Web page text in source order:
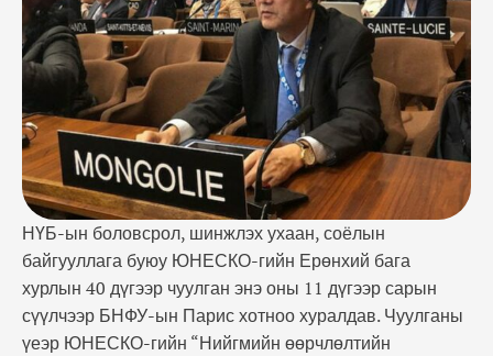
нутгийн бүлэгт нэр дэвшиж Бангладеш, Тайланд
улсуудын хамтаар гишүүнээр сонгогдсон байна. …
НҮБ-ын боловсрол, шинжлэх ухаан, соёлын
байгууллага буюу ЮНЕСКО-гийн Ерөнхий бага
хурлын 40 дүгээр чуулган энэ оны 11 дүгээр сарын
сүүлчээр БНФУ-ын Парис хотноо хуралдав. Чуулганы
үеэр ЮНЕСКО-гийн “Нийгмийн өөрчлөлтийн